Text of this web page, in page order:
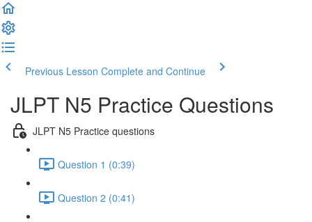
Previous Lesson Complete and Continue
JLPT N5 Practice Questions
JLPT N5 Practice questions
Question 1 (0:39)
Question 2 (0:41)